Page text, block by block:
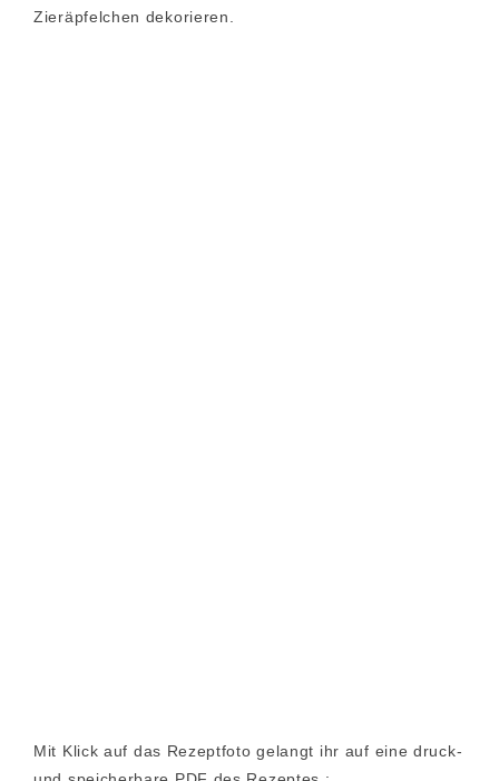
Zieräpfelchen dekorieren.
Mit Klick auf das Rezeptfoto gelangt ihr auf eine druck-